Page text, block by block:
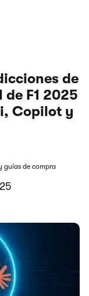
de
F1 2025
Copilot y
guías de compra